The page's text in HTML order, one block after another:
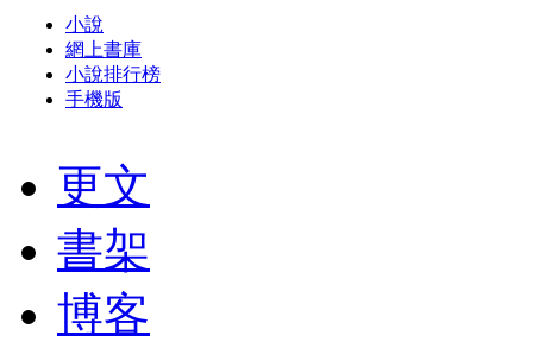
小說
網上書庫
小說排行榜
手機版
更文
書架
博客